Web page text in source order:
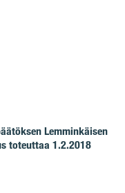
Lemminkäisen
toteuttaa 1.2.2018